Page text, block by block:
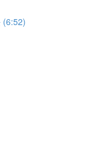
(6:52)